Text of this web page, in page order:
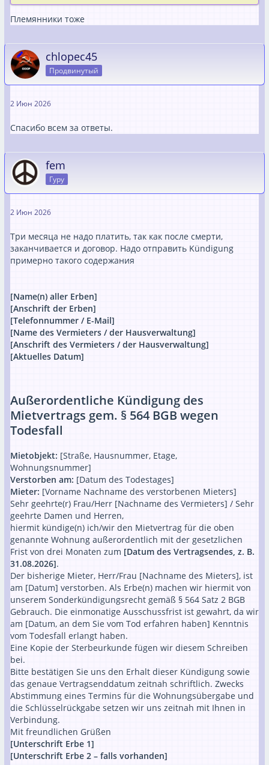
Племянники тоже
chlopec45
Продвинутый
2 Июн 2026
Спасибо всем за ответы.
fem
Гуру
2 Июн 2026
Три месяца не надо платить, так как после смерти,
заканчивается и договор. Надо отправить Kündigung
примерно такого содержания
[Name(n) aller Erben]
[Anschrift der Erben]
[Telefonnummer / E-Mail]
[Name des Vermieters / der Hausverwaltung]
[Anschrift des Vermieters / der Hausverwaltung]
[Aktuelles Datum]
Außerordentliche Kündigung des
Mietvertrags gem. § 564 BGB wegen
Todesfall
Mietobjekt: [Straße, Hausnummer, Etage,
Wohnungsnummer]
Verstorben am: [Datum des Todestages]
Mieter: [Vorname Nachname des verstorbenen Mieters]
Sehr geehrte(r) Frau/Herr [Nachname des Vermieters] / Sehr
geehrte Damen und Herren,
hiermit kündige(n) ich/wir den Mietvertrag für die oben
genannte Wohnung außerordentlich mit der gesetzlichen
Frist von drei Monaten zum [Datum des Vertragsendes, z. B.
31.08.2026].
Der bisherige Mieter, Herr/Frau [Nachname des Mieters], ist
am [Datum] verstorben. Als Erbe(n) machen wir hiermit von
unserem Sonderkündigungsrecht gemäß § 564 Satz 2 BGB
Gebrauch. Die einmonatige Ausschussfrist ist gewahrt, da wir
am [Datum, an dem Sie vom Tod erfahren haben] Kenntnis
vom Todesfall erlangt haben.
Eine Kopie der Sterbeurkunde fügen wir diesem Schreiben
bei.
Bitte bestätigen Sie uns den Erhalt dieser Kündigung sowie
das genaue Vertragsenddatum zeitnah schriftlich. Zwecks
Abstimmung eines Termins für die Wohnungsübergabe und
die Schlüsselrückgabe setzen wir uns zeitnah mit Ihnen in
Verbindung.
Mit freundlichen Grüßen
[Unterschrift Erbe 1]
[Unterschrift Erbe 2 – falls vorhanden]